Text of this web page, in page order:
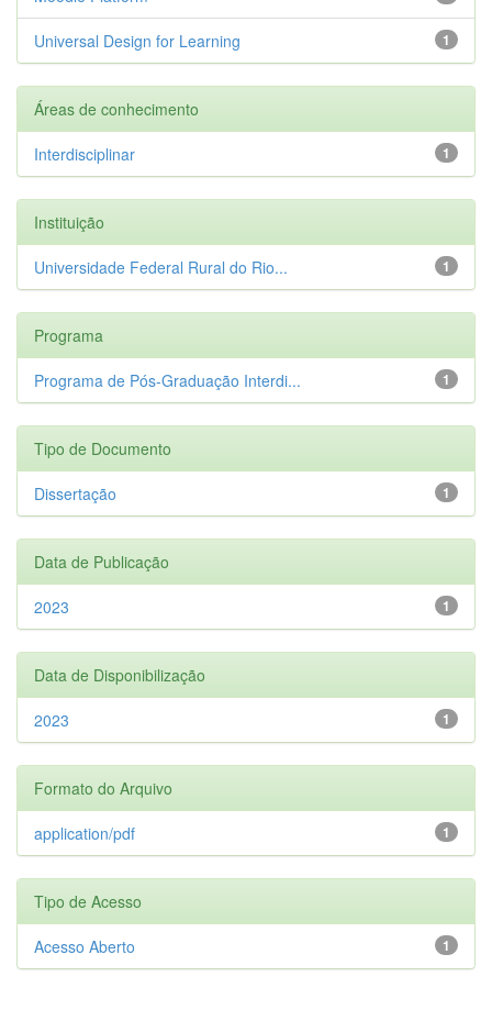
1
Universal Design for Learning
Áreas de conhecimento
1
Interdisciplinar
Instituição
1
Universidade Federal Rural do Rio...
Programa
1
Programa de Pós-Graduação Interdi...
Tipo de Documento
1
Dissertação
Data de Publicação
1
2023
Data de Disponibilização
1
2023
Formato do Arquivo
1
application/pdf
Tipo de Acesso
1
Acesso Aberto